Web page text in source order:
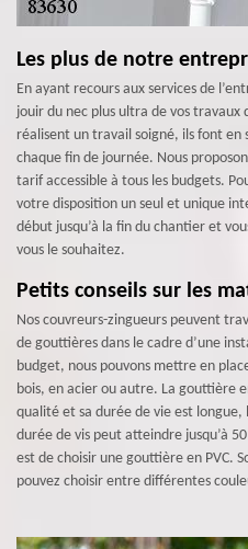
Les plus de notre
En ayant recours aux services de
jouir du nec plus ultra de vos
réalisent un travail soigné, ils font
chaque fin de journée. Nous
tarif accessible à tous les budgets.
votre disposition un seul et unique
début jusqu’à la fin du chantier et
vous le souhaitez.
Petits conseils sur les
Nos couvreurs-zingueurs peuvent
de gouttières dans le cadre d’une
budget, nous pouvons mettre en
bois, en acier ou autre. La gouttière
qualité et sa durée de vie est
durée de vis peut atteindre jusqu’à
est de choisir une gouttière en PVC.
pouvez choisir entre différentes